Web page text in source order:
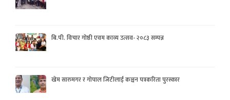
बि.पी. विचार गोष्ठी एवम काव्य उत्सव- २०८३ सम्पन्न
खेम सारुमगर र गोपाल जिटीलाई कञ्चन पत्रकरिता पुरस्कार